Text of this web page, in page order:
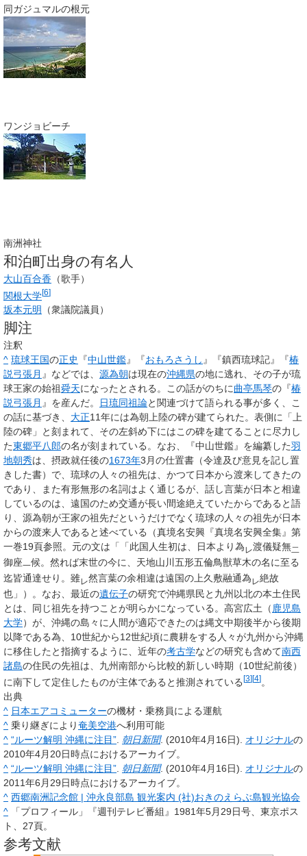
同ガジュマルの根元
ワンジョビーチ
南洲神社
和泊町出身の有名人
大山百合香 （歌手）
関根大学[6]
坂本元明 （衆議院議員）
脚注
注釈
^ 琉球王国の正史 『中山世鑑』『おもろさうし 』『鎮西琉球記』『椿
説弓張月 』などでは、 源為朝は現在の沖縄県の地に逃れ、その子が琉
球王家の始祖舜天になったとされる。この話がのちに曲亭馬琴の『椿
説弓張月 』を産んだ。 日琉同祖論と関連づけて語られる事が多く、こ
の話に基づき、 大正11年には為朝上陸の碑が建てられた。表側に「上
陸の碑」と刻まれて、その左斜め下にはこの碑を建てることに尽力し
た東郷平八郎の名が刻まれている。なお、『中山世鑑』を編纂した羽
地朝秀は、摂政就任後の1673年3月の仕置書（令達及び意見を記し置
きした書）で、琉球の人々の祖先は、かつて日本から渡来してきたの
であり、また有形無形の名詞はよく通じるが、話し言葉が日本と相違
しているのは、遠国のため交通が長い間途絶えていたからであると語
り、源為朝が王家の祖先だというだけでなく琉球の人々の祖先が日本
からの渡来人であると述べている（真境名安興『真境名安興全集』第
一巻19頁参照。元の文は「「此国人生初は、日本より為レ渡儀疑無二
御座一候。然れば末世の今に、天地山川五形五倫鳥獣草木の名に至る
迄皆通達せり。雖レ然言葉の余相違は遠国の上久敷融通為レ絶故
也」）。なお、最近の遺伝子の研究で沖縄県民と九州以北の本土住民
とは、同じ祖先を持つことが明らかになっている。高宮広土（ 鹿児島
大学）が、沖縄の島々に人間が適応できたのは縄文中期後半から後期
以降である為、10世紀から12世紀頃に農耕をする人々が九州から沖縄
に移住したと指摘するように、近年の考古学などの研究も含めて南西
諸島の住民の先祖は、九州南部から比較的新しい時期（10世紀前後）
に南下して定住したものが主体であると推測されている [3][4]。
出典
^ 日本エアコミューターの機材・乗務員による運航
^ 乗り継ぎにより奄美空港へ利用可能
^ “ルーツ解明 沖縄に注目”. 朝日新聞. (2010年4月16日). オリジナルの
2010年4月20日時点におけるアーカイブ。
^ “ルーツ解明 沖縄に注目”. 朝日新聞. (2010年4月16日). オリジナルの
2011年6月29日時点におけるアーカイブ。
^ 西郷南洲記念館 | 沖永良部島 観光案内 (社)おきのえらぶ島観光協会
^
「プロフィール」『週刊テレビ番組』1981年5月29日号、東京ポス
ト、27頁。
参考文献